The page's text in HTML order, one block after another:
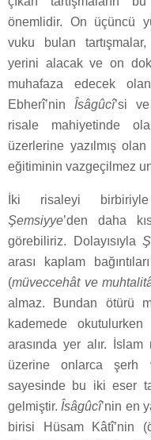
önemlidir. On üçüncü
vuku bulan
yerini alacak ve on
muhafaza edecek
Ebherî’nin Îsâgûcî’si
risale mahiyetinde
üzerlerine yazılmış
eğitiminin vazgeçilmez
İki risaleyi birbiriyle
Şemsiyye’den daha
görebiliriz. Dolayısıyla
arası kaplam
(müveccehât ve
almaz. Bundan ötürü
kademede
arasında yer alır.
üzerine onlarca şerh
sayesinde bu iki eser
gelmiştir. Îsâgûcî’nin en
birisi Hüsam Kâtî’nin